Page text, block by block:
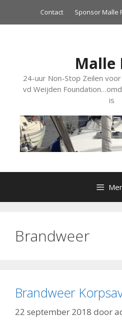
Contact Sponsor Malle
Malle
24-uur Non-Stop Zeilen
vd Weijden
is
Brandweer
Brandweer
22 september 2018 door